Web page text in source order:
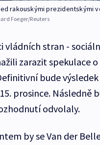
rakouskými prezidentskými
Foeger/Reuters
vládních stran -
zarazit spekulace
bude
prosince.
odvolaly.
by se Van der